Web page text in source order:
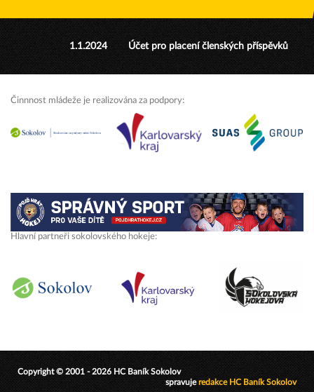
1.1.2024 Účet pro placení členských příspěvků
Činnnost mládeže je realizována za podpory:
Hlavní partneři sokolovského hokeje:
Copyright © 2001 - 2026 HC Baník Sokolov
spravujeredakce HC Baník Sokolov